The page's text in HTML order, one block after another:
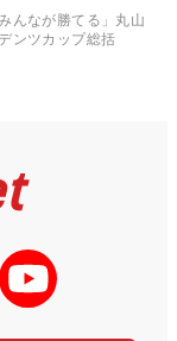
んなが勝てる」丸山
ンツカップ総括